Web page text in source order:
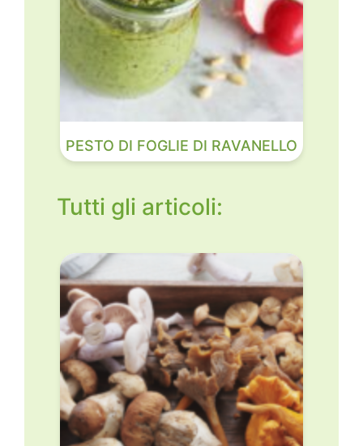
PESTO DI FOGLIE DI RAVANELLO
Tutti gli articoli: